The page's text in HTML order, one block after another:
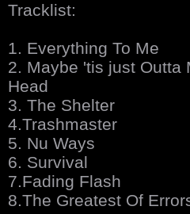
Tracklist:
1. Everything To Me
2. Maybe 'tis just Outta
Head
3. The Shelter
4.Trashmaster
5. Nu Ways
6. Survival
7.Fading Flash
8.The Greatest Of